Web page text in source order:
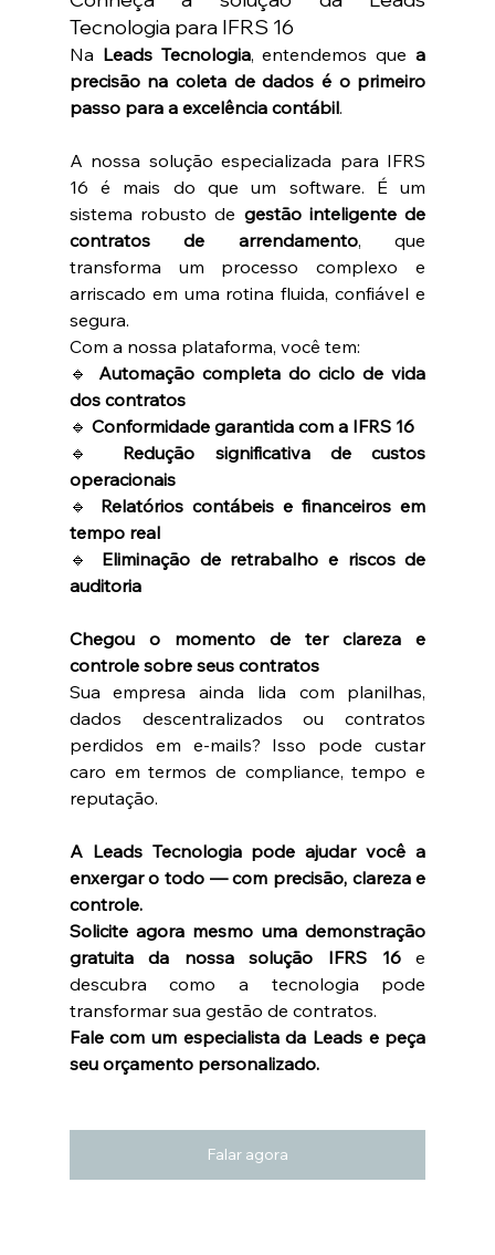
Tecnologia para IFRS 16
Na Leads Tecnologia, entendemos que a
precisão na coleta de dados é o primeiro
passo para a excelência contábil.
A nossa solução especializada para IFRS
16 é mais do que um software. É um
sistema robusto de gestão inteligente de
contratos de arrendamento, que
transforma um processo complexo e
arriscado em uma rotina fluida, confiável e
segura.
Com a nossa plataforma, você tem:
🔹 Automação completa do ciclo de vida
dos contratos
🔹 Conformidade garantida com a IFRS 16
🔹 Redução significativa de custos
operacionais
🔹 Relatórios contábeis e financeiros em
tempo real
🔹 Eliminação de retrabalho e riscos de
auditoria
Chegou o momento de ter clareza e
controle sobre seus contratos
Sua empresa ainda lida com planilhas,
dados descentralizados ou contratos
perdidos em e-mails? Isso pode custar
caro em termos de compliance, tempo e
reputação.
A Leads Tecnologia pode ajudar você a
enxergar o todo — com precisão, clareza e
controle.
Solicite agora mesmo uma demonstração
gratuita da nossa solução IFRS 16 e
descubra como a tecnologia pode
transformar sua gestão de contratos.
Fale com um especialista da Leads e peça
seu orçamento personalizado.
Falar agora